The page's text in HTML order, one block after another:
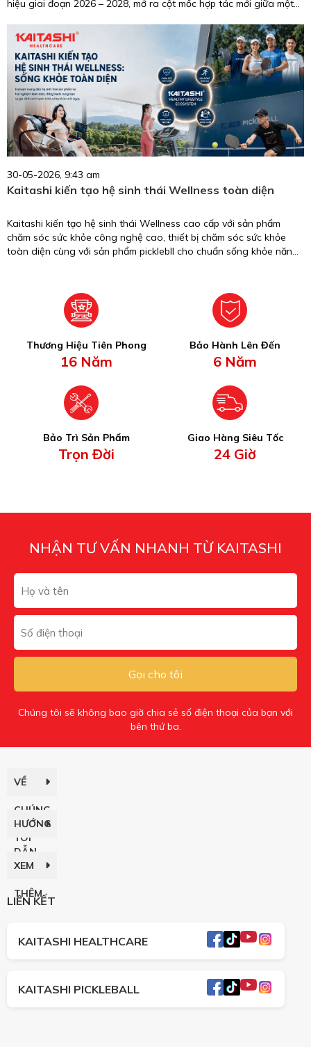
hiệu giai đoạn 2026 – 2028, mở ra cột mốc hợp tác mới giữa một
thương hiệu chăm sóc sức khỏe uy tín tại Việt Nam.
30-05-2026, 9:43 am
Kaitashi kiến tạo hệ sinh thái Wellness toàn diện
Kaitashi kiến tạo hệ sinh thái Wellness cao cấp với sản phẩm
chăm sóc sức khỏe công nghệ cao, thiết bị chăm sóc sức khỏe
toàn diện cùng với sản phẩm picklebll cho chuẩn sống khỏe năng
Thương Hiệu Tiên Phong
16 Năm
Bảo Hành Lên Đến
6 Năm
Bảo Trì Sản Phẩm
Trọn Đời
Giao Hàng Siêu Tốc
24 Giờ
NHẬN TƯ VẤN NHANH TỪ KAITASHI
Gọi cho tôi
Chúng tôi sẽ không bao giờ chia sẻ số điện thoại của bạn với
bên thứ ba.
VỀ
CHÚNG
TÔI
HƯỚNG
DẪN
XEM
THÊM
LIÊN KẾT
KAITASHI HEALTHCARE
KAITASHI PICKLEBALL